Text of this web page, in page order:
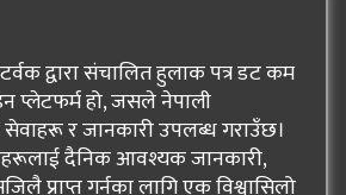
द्वारा संचालित हुलाक पत्र डट कम
प्लेटफर्म हो, जसले नेपाली
सेवाहरू र जानकारी उपलब्ध गराउँछ।
दैनिक आवश्यक जानकारी,